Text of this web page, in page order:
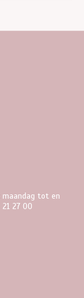
maandag tot en
27 00